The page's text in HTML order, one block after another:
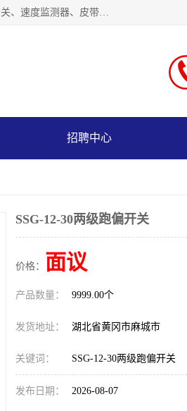
湖北杭荣电气有限公司是一家主要从事生产接近开关、光电开关，霍尔开关、两级跑偏开关、双向拉绳开关、速度监测器、皮带打滑开关、阻旋式料位开关、皮带纵向撕裂开关、溜槽堵塞开关、声光报警器、矿用磁性井筒开关等，主营行业：电气设备、仪器仪表制造, 高低压电器，成套电气设备，矿用防爆机电设备，皮带机综合保护系统，防爆电器，传感器，工矿配件，电器配件，自动化工业机器人的研发，制造，加工销售。
招聘中心
SSG-12-30两级跑偏开关
价格： 面议
产品数量： 9999.00个
发货地址： 湖北省黄冈市麻城市
关键词： SSG-12-30两级跑偏开关
发布日期： 2026-08-07